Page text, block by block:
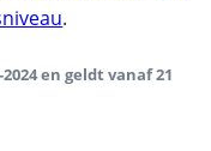
.
en geldt vanaf 21